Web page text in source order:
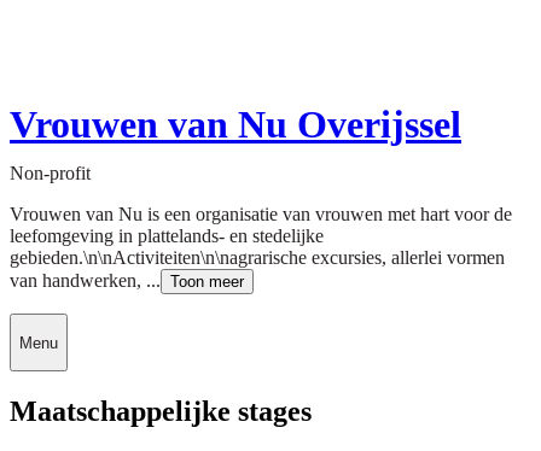
Vrouwen van Nu Overijssel
Non-profit
Vrouwen van Nu is een organisatie van vrouwen met hart voor de
leefomgeving in plattelands- en stedelijke
gebieden.\n\nActiviteiten\n\nagrarische excursies, allerlei vormen
van handwerken, ... Toon meer
Menu
Maatschappelijke stages